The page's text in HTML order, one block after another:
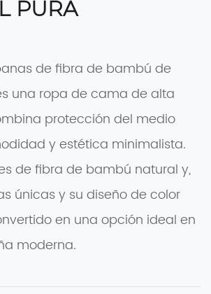
PURA
de fibra de bambú de
una ropa de cama de alta
protección del medio
y estética minimalista.
de fibra de bambú natural y,
únicas y su diseño de color
en una opción ideal en
moderna.